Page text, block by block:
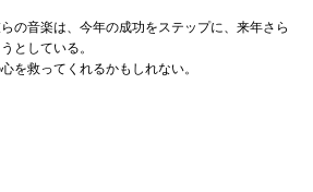
の音楽は、今年の成功をステップに、来年さら
としている。
を救ってくれるかもしれない。